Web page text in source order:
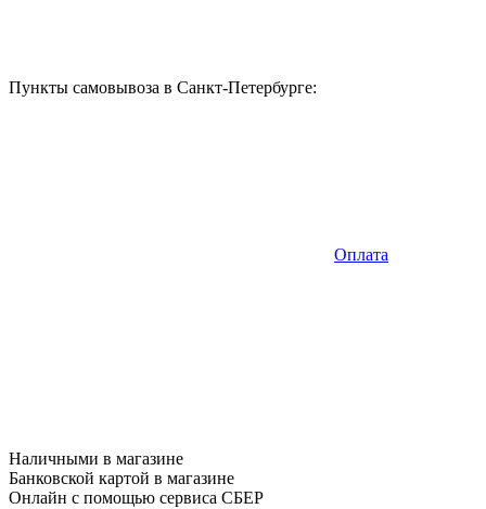
Пункты самовывоза в Санкт-Петербурге:
Оплата
Наличными в магазине
Банковской картой в магазине
Онлайн с помощью сервиса СБЕР